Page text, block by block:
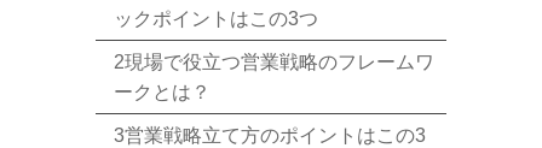
ックポイントはこの3つ
2現場で役立つ営業戦略のフレームワ
ークとは？
3営業戦略立て方のポイントはこの3